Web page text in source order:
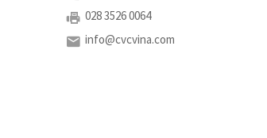
028 3526 0064
info@cvcvina.com